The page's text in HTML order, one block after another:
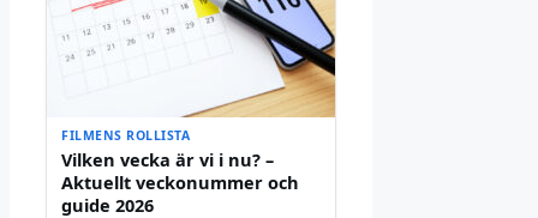
FILMENS ROLLISTA
Vilken vecka är vi i nu? –
Aktuellt veckonummer och
guide 2026